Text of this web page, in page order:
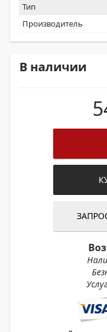
Тип
Производитель
В наличии